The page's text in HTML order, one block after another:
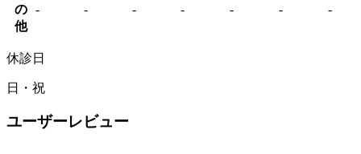
の
他
- - - - - - -
休診日
日・祝
ユーザーレビュー